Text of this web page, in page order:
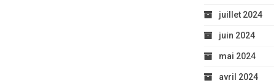
juillet 2024
juin 2024
mai 2024
avril 2024